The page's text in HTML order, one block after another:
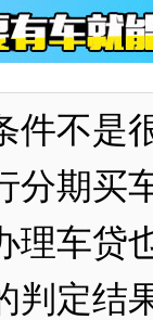
件不是
分期买
理车贷
判定结